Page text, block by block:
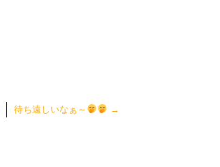
待ち遠しいなぁ～ →